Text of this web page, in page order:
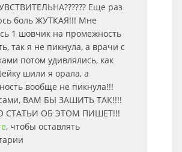
Еще раз
боль ЖУТКАЯ!!! Мне
1 шовчик на промежность
так я не пикнула, а врачи с
потом удивлялись, как
шили я орала, а
вообще не пикнула!!!
ВАМ БЫ ЗАШИТЬ ТАК!!!!
СТАТЬИ ОБ ЭТОМ ПИШЕТ!!!
, чтобы оставлять